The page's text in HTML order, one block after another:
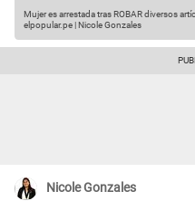
Mujer es arrestada tras ROBAR diversos
elpopular.pe | Nicole Gonzales
Nicole Gonzales